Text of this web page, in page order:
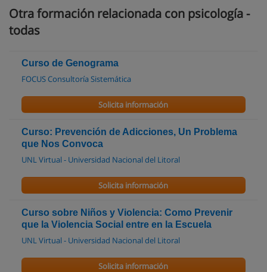
Otra formación relacionada con psicología -
todas
Curso de Genograma
FOCUS Consultoría Sistemática
Solicita información
Curso: Prevención de Adicciones, Un Problema
que Nos Convoca
UNL Virtual - Universidad Nacional del Litoral
Solicita información
Curso sobre Niños y Violencia: Como Prevenir
que la Violencia Social entre en la Escuela
UNL Virtual - Universidad Nacional del Litoral
Solicita información